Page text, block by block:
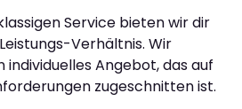
Service bieten wir dir
Verhältnis. Wir
Angebot, das auf
zugeschnitten ist.